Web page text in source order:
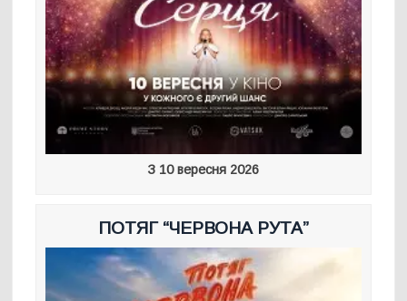
З 10 вересня 2026
ПОТЯГ “ЧЕРВОНА РУТА”